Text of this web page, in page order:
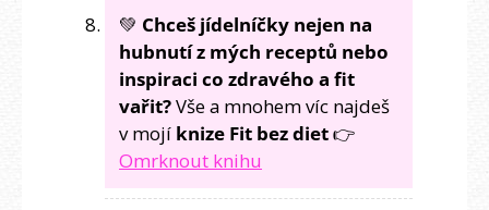
💚 Chceš jídelníčky nejen na
hubnutí z mých receptů nebo
inspiraci co zdravého a fit
vařit?Vše a mnohem víc najdeš
v mojí knize Fit bez diet👉
Omrknout knihu